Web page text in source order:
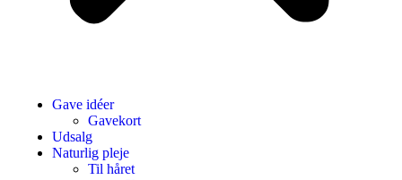
Gave idéer
Gavekort
Udsalg
Naturlig pleje
Til håret